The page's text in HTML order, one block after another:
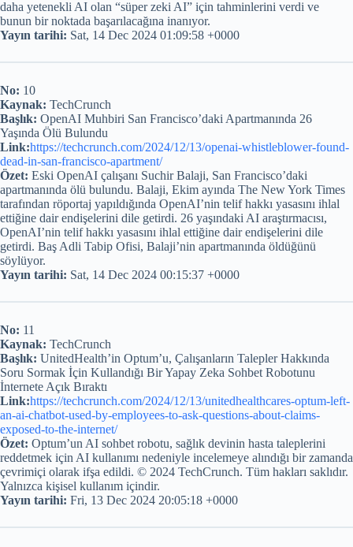
daha yetenekli AI olan “süper zeki AI” için tahminlerini verdi ve
bunun bir noktada başarılacağına inanıyor.
Yayın tarihi: Sat, 14 Dec 2024 01:09:58 +0000
No: 10
Kaynak: TechCrunch
Başlık: OpenAI Muhbiri San Francisco’daki Apartmanında 26
Yaşında Ölü Bulundu
Link:https://techcrunch.com/2024/12/13/openai-whistleblower-found-
dead-in-san-francisco-apartment/
Özet: Eski OpenAI çalışanı Suchir Balaji, San Francisco’daki
apartmanında ölü bulundu. Balaji, Ekim ayında The New York Times
tarafından röportaj yapıldığında OpenAI’nin telif hakkı yasasını ihlal
ettiğine dair endişelerini dile getirdi. 26 yaşındaki AI araştırmacısı,
OpenAI’nin telif hakkı yasasını ihlal ettiğine dair endişelerini dile
getirdi. Baş Adli Tabip Ofisi, Balaji’nin apartmanında öldüğünü
söylüyor.
Yayın tarihi: Sat, 14 Dec 2024 00:15:37 +0000
No: 11
Kaynak: TechCrunch
Başlık: UnitedHealth’in Optum’u, Çalışanların Talepler Hakkında
Soru Sormak İçin Kullandığı Bir Yapay Zeka Sohbet Robotunu
İnternete Açık Bıraktı
Link:https://techcrunch.com/2024/12/13/unitedhealthcares-optum-left-
an-ai-chatbot-used-by-employees-to-ask-questions-about-claims-
exposed-to-the-internet/
Özet: Optum’un AI sohbet robotu, sağlık devinin hasta taleplerini
reddetmek için AI kullanımı nedeniyle incelemeye alındığı bir zamanda
çevrimiçi olarak ifşa edildi. © 2024 TechCrunch. Tüm hakları saklıdır.
Yalnızca kişisel kullanım içindir.
Yayın tarihi: Fri, 13 Dec 2024 20:05:18 +0000